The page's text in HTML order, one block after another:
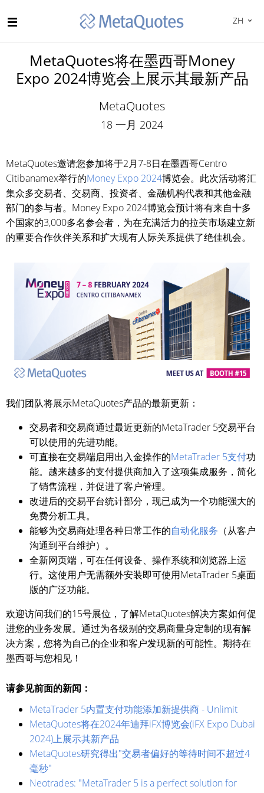
ZH
MetaQuotes将在墨西哥Money
Expo 2024博览会上展示其最新产品
MetaQuotes
18 一月 2024
MetaQuotes邀请您参加将于2月7-8日在墨西哥Centro
Citibanamex举行的Money Expo 2024博览会。此次活动将汇
集众多交易者、交易商、投资者、金融机构代表和其他金融
部门的参与者。Money Expo 2024博览会预计将有来自十多
个国家的3,000多名参会者，为在充满活力的拉美市场建立新
的重要合作伙伴关系和扩大现有人际关系提供了绝佳机会。
我们团队将展示MetaQuotes产品的最新更新：
交易者和交易商通过最近更新的MetaTrader 5交易平台
可以使用的先进功能。
可直接在交易端启用出入金操作的MetaTrader 5支付功
能。越来越多的支付提供商加入了这项集成服务，简化
了销售流程，并促进了客户管理。
改进后的交易平台统计部分，现已成为一个功能强大的
免费分析工具。
能够为交易商处理各种日常工作的自动化服务 （从客户
沟通到平台维护）。
全新网页端，可在任何设备、操作系统和浏览器上运
行。这使用户无需额外安装即可使用MetaTrader 5桌面
版的广泛功能。
欢迎访问我们的15号展位，了解MetaQuotes解决方案如何促
进您的业务发展。通过为各级别的交易商量身定制的现有解
决方案，您将为自己的企业和客户发现新的可能性。期待在
墨西哥与您相见！
请参见前面的新闻：
MetaTrader 5内置支付功能添加新提供商 - Unlimit
MetaQuotes将在2024年迪拜iFX博览会(iFX Expo Dubai
2024)上展示其新产品
MetaQuotes研究得出"交易者偏好的等待时间不超过4
毫秒"
Neotrades: "MetaTrader 5 is a perfect solution for